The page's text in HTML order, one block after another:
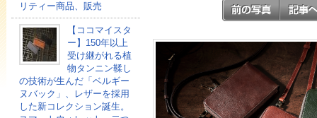
リティー商品、販売
【ココマイスタ
ー】150年以上
受け継がれる植
物タンニン鞣し
の技術が生んだ「ベルギー
ヌバック」、レザーを採用
した新コレクション誕生。